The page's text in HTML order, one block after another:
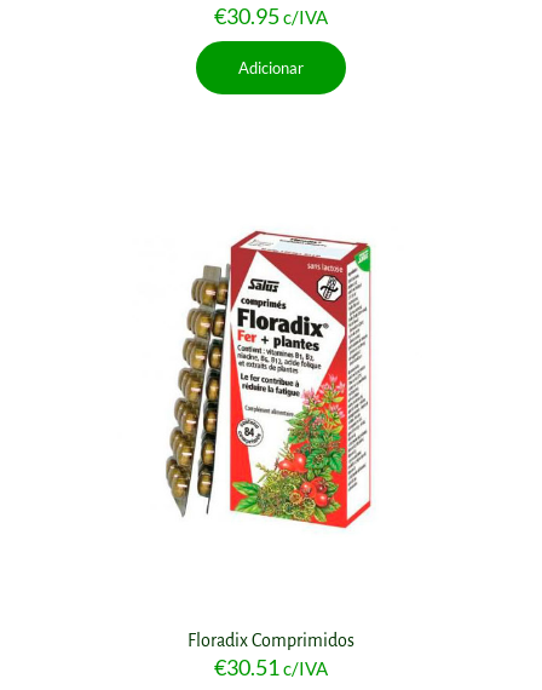
€30.95c/IVA
Adicionar
Floradix Comprimidos
€30.51c/IVA